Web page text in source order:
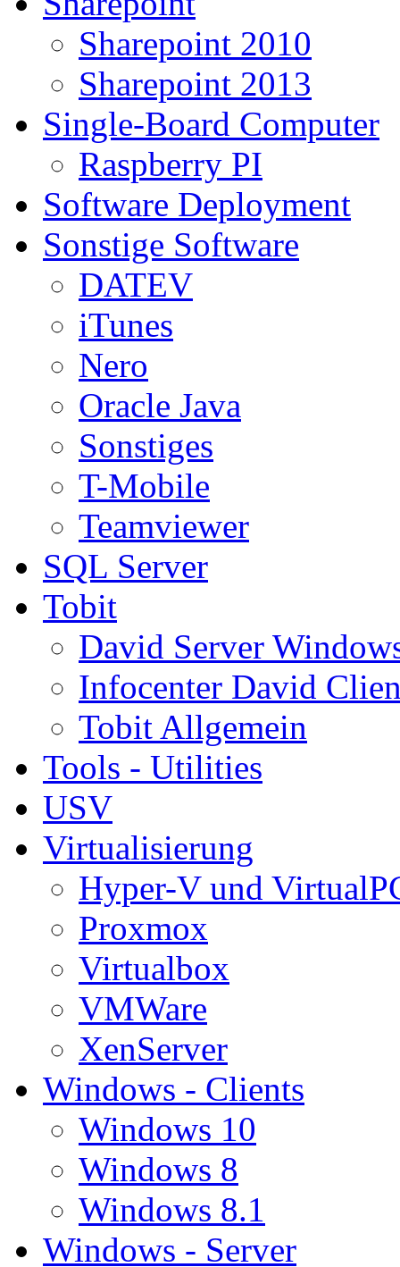
Sharepoint 2010
Sharepoint 2013
Single-Board Computer
Raspberry PI
Software Deployment
Sonstige Software
DATEV
iTunes
Nero
Oracle Java
Sonstiges
T-Mobile
Teamviewer
SQL Server
Tobit
David Server
Infocenter David
Tobit Allgemein
Tools - Utilities
USV
Virtualisierung
Hyper-V und
Proxmox
Virtualbox
VMWare
XenServer
Windows - Clients
Windows 10
Windows 8
Windows 8.1
Windows - Server